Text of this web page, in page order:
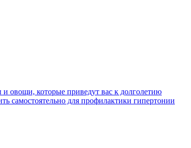
овощи, которые приведут вас к долголетию
самостоятельно для профилактики гипертонии